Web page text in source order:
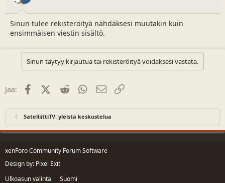
Sinun tulee rekisteröityä nähdäksesi muutakin kuin
ensimmäisen viestin sisältö.
Sinun täytyy kirjautua tai rekisteröityä voidaksesi vastata.
Jaa: FacebookX (Twitter)
Reddit WhatsAppSähköposti
SatelliittiTV: yleistä keskustelua
xenForo Community Forum Software
Design by: Pixel Exit
Ulkoasun valinta
Suomi